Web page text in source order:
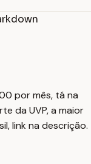
por mês, tá na
da UVP, a maior
link na descrição.